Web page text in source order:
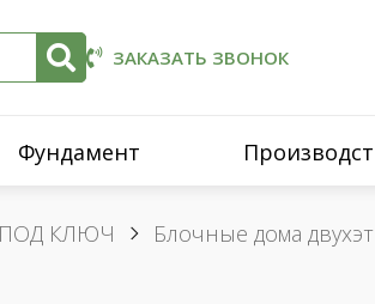
ЗАКАЗАТЬ ЗВОНОК
Фундамент
КЛЮЧ Блочные дома